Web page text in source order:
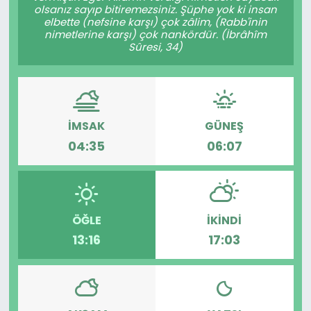
olsanız sayıp bitiremezsiniz. Şüphe yok ki insan
elbette (nefsine karşı) çok zâlim, (Rabb'inin
nimetlerine karşı) çok nankördür. (İbrâhîm
Sûresi, 34)
İMSAK
04:35
GÜNEŞ
06:07
ÖĞLE
13:16
İKINDI
17:03